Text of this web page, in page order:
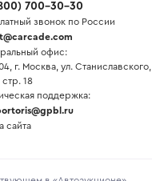
) 700-30-30
звонок по России
офис:
г. Москва, ул. Станиславского,
стр. 18
поддержка:
сайта